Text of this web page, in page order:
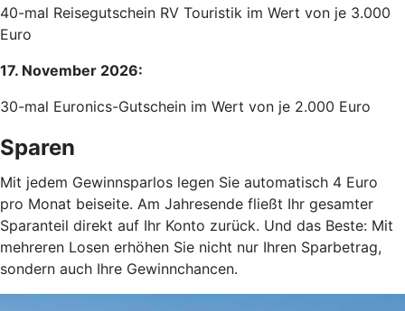
40-mal Reisegutschein RV Touristik im Wert von je 3.000
Euro
17. November 2026:
30-mal Euronics-Gutschein im Wert von je 2.000 Euro
Sparen
Mit jedem Gewinnsparlos legen Sie automatisch 4 Euro
pro Monat beiseite. Am Jahresende fließt Ihr gesamter
Sparanteil direkt auf Ihr Konto zurück. Und das Beste: Mit
mehreren Losen erhöhen Sie nicht nur Ihren Sparbetrag,
sondern auch Ihre Gewinnchancen.